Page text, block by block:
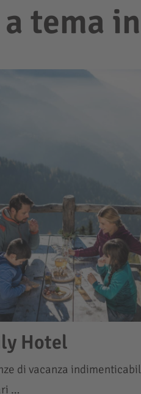
tema
Hotel
di vacanza
…